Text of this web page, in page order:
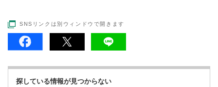
SNSリンクは別ウィンドウで開きます
探している情報が見つからない